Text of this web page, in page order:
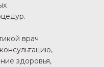
врач
здоровья,